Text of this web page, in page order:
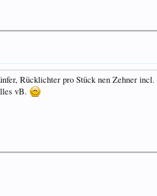
Rücklichter pro Stück nen Zehner
vB.